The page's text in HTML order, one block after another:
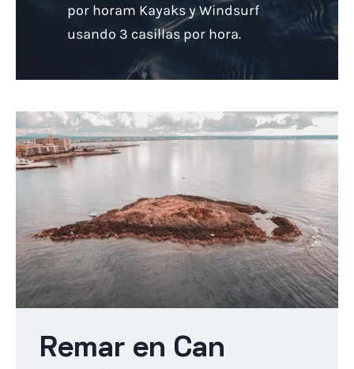
por horam Kayaks y Windsurf
usando 3 casillas por hora.
Remar en Can